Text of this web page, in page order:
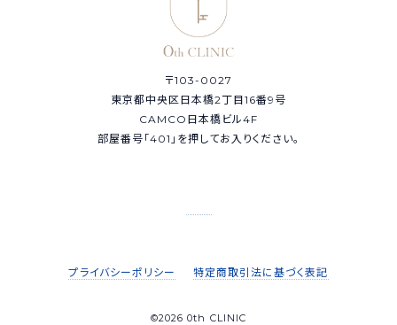
〒103-0027
東京都中央区日本橋2丁目16番9号
CAMCO日本橋ビル4F
部屋番号「401」を押してお入りください。
プライバシーポリシー 特定商取引法に基づく表記
©2026 0th CLINIC